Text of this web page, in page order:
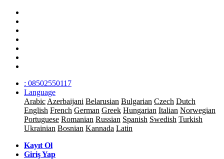
: 08502550117
Language
Arabic Azerbaijani Belarusian Bulgarian Czech Dutch
English French German Greek Hungarian Italian Norwegian
Portuguese Romanian Russian Spanish Swedish Turkish
Ukrainian Bosnian Kannada Latin
Kayıt Ol
Giriş Yap